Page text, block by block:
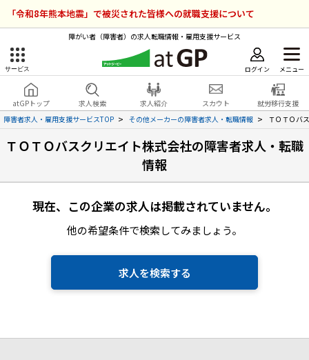
「令和8年熊本地震」で被災された皆様への就職支援について
障がい者（障害者）の求人転職情報・雇用支援サービス
サービス ログイン メニュー
atGPトップ 求人検索 求人紹介 スカウト
就労移行支援
障害者求人・雇用支援サービスTOP
その他メーカーの障害者求人・転職情報 ＴＯＴＯバ
ＴＯＴＯバスクリエイト株式会社の障害者求人・転職
情報
現在、この企業の求人は掲載されていません。
他の希望条件で検索してみましょう。
求人を検索する
障害者雇用のアットジーピー
サービスラインナップ
就転職支援サービス
障害者専門の就転職支援サービス
ログイン 会員登録 無料
atGPトップ
求人を検索する
求人を紹介してもらう